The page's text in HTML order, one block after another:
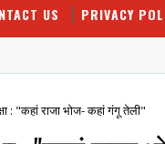
US PRIVACY
: "कहां राजा भोज- कहां गंगू तेली"